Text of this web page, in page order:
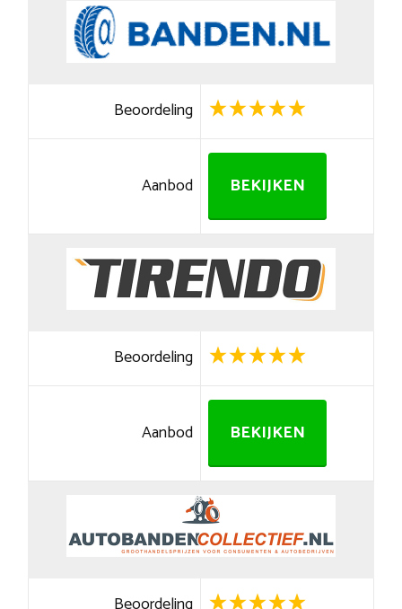
Beoordeling
Aanbod BEKIJKEN
Beoordeling
Aanbod BEKIJKEN